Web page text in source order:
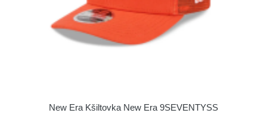
New Era Kšiltovka New Era 9SEVENTYSS